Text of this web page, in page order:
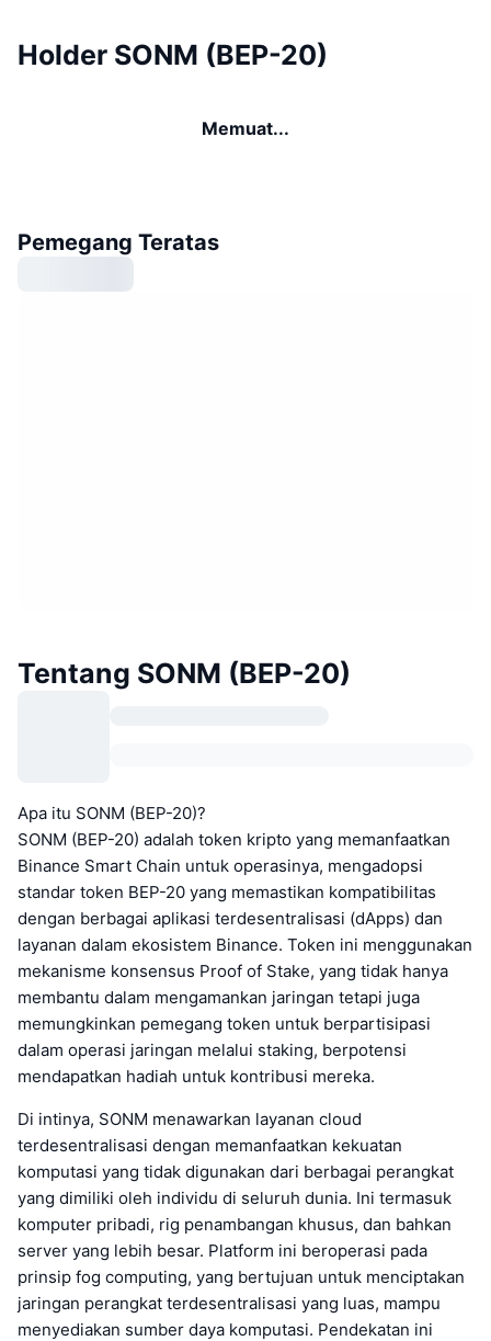
Holder SONM (BEP-20)
Memuat...
Pemegang Teratas
Tentang SONM (BEP-20)
Apa itu SONM (BEP-20)?
SONM (BEP-20) adalah token kripto yang memanfaatkan
Binance Smart Chain untuk operasinya, mengadopsi
standar token BEP-20 yang memastikan kompatibilitas
dengan berbagai aplikasi terdesentralisasi (dApps) dan
layanan dalam ekosistem Binance. Token ini menggunakan
mekanisme konsensus Proof of Stake, yang tidak hanya
membantu dalam mengamankan jaringan tetapi juga
memungkinkan pemegang token untuk berpartisipasi
dalam operasi jaringan melalui staking, berpotensi
mendapatkan hadiah untuk kontribusi mereka.
Di intinya, SONM menawarkan layanan cloud
terdesentralisasi dengan memanfaatkan kekuatan
komputasi yang tidak digunakan dari berbagai perangkat
yang dimiliki oleh individu di seluruh dunia. Ini termasuk
komputer pribadi, rig penambangan khusus, dan bahkan
server yang lebih besar. Platform ini beroperasi pada
prinsip fog computing, yang bertujuan untuk menciptakan
jaringan perangkat terdesentralisasi yang luas, mampu
menyediakan sumber daya komputasi. Pendekatan ini